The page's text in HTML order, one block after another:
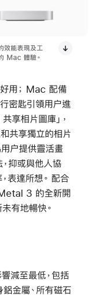
能表現及工
Mac 體驗。
好用； Mac 配備
密匙引領用户進
享相片圖庫」，
共享獨立的相片
户提供靈活畫
抑或與他人協
表達所想。 配合
3 的全新開
有地暢快。
減至最低，包括
金屬、所有磁石